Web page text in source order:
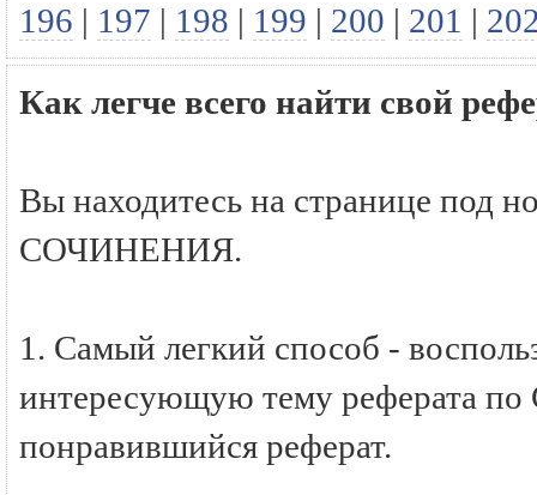
196 | 197 | 198 | 199 | 200 | 201 |
Как легче всего найти свой
Вы находитесь на странице под
СОЧИНЕНИЯ.
1. Самый легкий способ -
интересующую тему реферата
понравившийся реферат.